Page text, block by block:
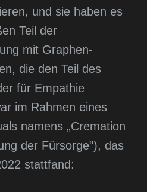
und sie haben es
Teil der
mit Graphen-
die den Teil des
für Empathie
im Rahmen eines
namens „Cremation
der Fürsorge"), das
stattfand: